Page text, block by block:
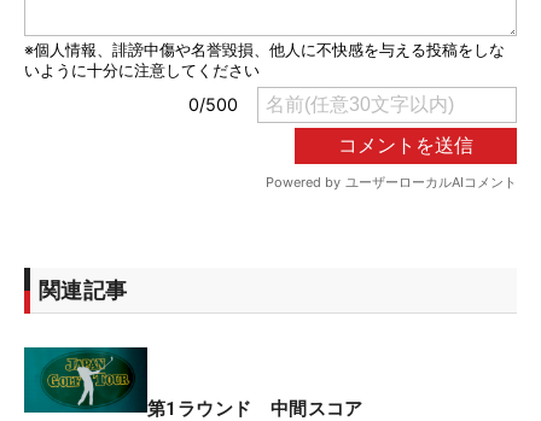
関連記事
第1ラウンド 中間スコア